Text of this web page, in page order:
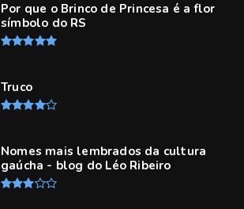
Por que o Brinco de Princesa é a flor
símbolo do RS
Truco
Nomes mais lembrados da cultura
gaúcha - blog do Léo Ribeiro